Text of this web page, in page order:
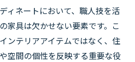
ィネートにおいて、職人技を活
家具は欠かせない要素です。こ
ンテリアアイテムではなく、住
空間の個性を反映する重要な役